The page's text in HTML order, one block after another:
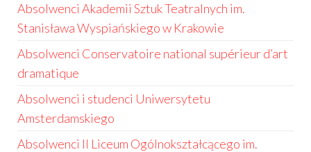
Absolwenci Akademii Sztuk Teatralnych im.
Stanisława Wyspiańskiego w Krakowie
Absolwenci Conservatoire national supérieur d’art
dramatique
Absolwenci i studenci Uniwersytetu
Amsterdamskiego
Absolwenci II Liceum Ogólnokształcącego im.